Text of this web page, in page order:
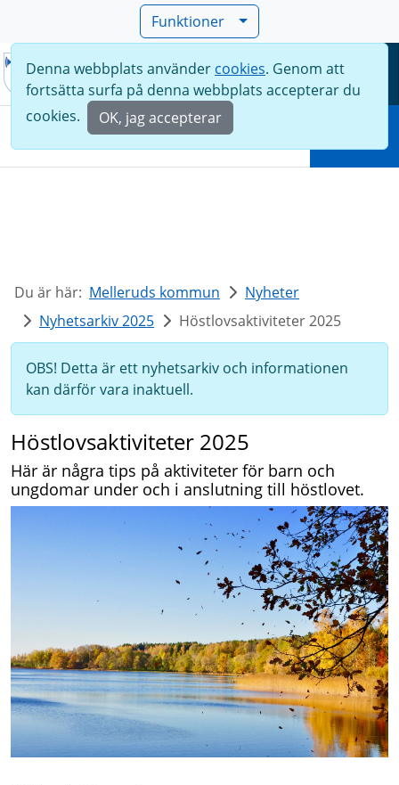
Funktioner
Meny
Denna webbplats använder cookies. Genom att
fortsätta surfa på denna webbplats accepterar du
cookies.
OK, jag accepterar
Du är här: Melleruds kommun
Nyheter
Nyhetsarkiv 2025
Höstlovsaktiviteter 2025
OBS! Detta är ett nyhetsarkiv och informationen
kan därför vara inaktuell.
Höstlovsaktiviteter 2025
Här är några tips på aktiviteter för barn och
ungdomar under och i anslutning till höstlovet.